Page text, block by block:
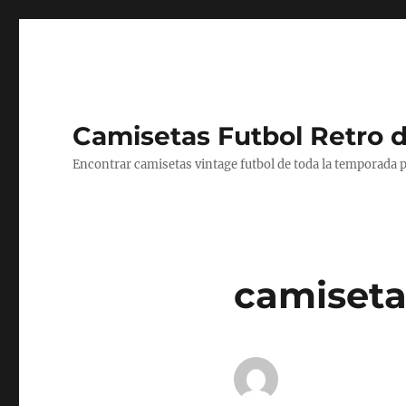
Camisetas Futbol Retro
Encontrar camisetas vintage futbol de toda la temporada